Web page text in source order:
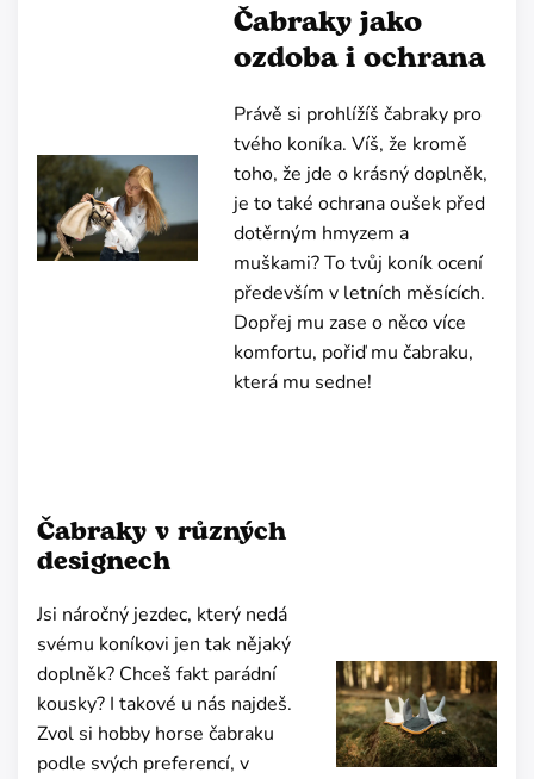
Čabraky jako
ozdoba i ochrana
Právě si prohlížíš čabraky pro
tvého koníka. Víš, že kromě
toho, že jde o krásný doplněk,
je to také ochrana oušek před
dotěrným hmyzem a
muškami? To tvůj koník ocení
především v letních měsících.
Dopřej mu zase o něco více
komfortu, pořiď mu čabraku,
která mu sedne!
Čabraky v různých
designech
Jsi náročný jezdec, který nedá
svému koníkovi jen tak nějaký
doplněk? Chceš fakt parádní
kousky? I takové u nás najdeš.
Zvol si hobby horse čabraku
podle svých preferencí, v